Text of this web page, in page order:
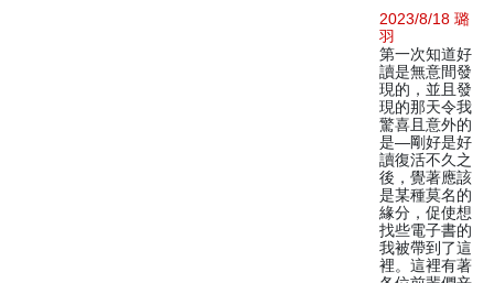
2023/8/18 璐
羽
第一次知道好
讀是無意間發
現的，並且發
現的那天令我
驚喜且意外的
是—剛好是好
讀復活不久之
後，覺著應該
是某種莫名的
緣分，促使想
找些電子書的
我被帶到了這
裡。這裡有著